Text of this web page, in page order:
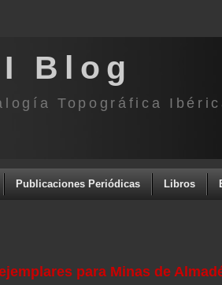
Blog
Topográfica
Publicaciones Periódicas Libros
para Minas de